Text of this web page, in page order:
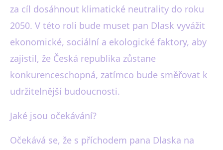
za cíl dosáhnout klimatické neutrality do roku
2050. V této roli bude muset pan Dlask vyvážit
ekonomické, sociální a ekologické faktory, aby
zajistil, že Česká republika zůstane
konkurenceschopná, zatímco bude směřovat k
udržitelnější budoucnosti.
Jaké jsou očekávání?
Očekává se, že s příchodem pana Dlaska na